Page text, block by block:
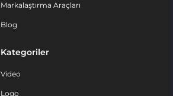
Markalaştırma Araçları
Blog
Kategoriler
Video
Logo